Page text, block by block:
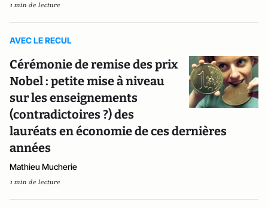
1 min de lecture
AVEC LE RECUL
Cérémonie de remise des prix
Nobel : petite mise à niveau
sur les enseignements
(contradictoires ?) des
lauréats en économie de ces dernières
années
Mathieu Mucherie
1 min de lecture